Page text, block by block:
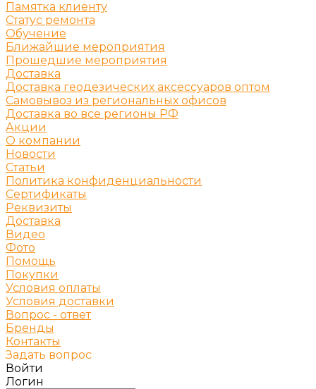
Памятка клиенту
Статус ремонта
Обучение
Ближайшие мероприятия
Прошедшие мероприятия
Доставка
Доставка геодезических аксессуаров оптом
Самовывоз из региональных офисов
Доставка во все регионы РФ
Акции
О компании
Новости
Статьи
Политика конфиденциальности
Сертификаты
Реквизиты
Доставка
Видео
Фото
Помощь
Покупки
Условия оплаты
Условия доставки
Вопрос - ответ
Бренды
Контакты
Задать вопрос
Войти
Логин